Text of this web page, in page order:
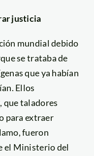
justicia
mundial debido
se trataba de
que ya habían
Ellos
que taladores
para extraer
fueron
el Ministerio del